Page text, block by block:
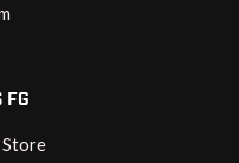
FG
Store